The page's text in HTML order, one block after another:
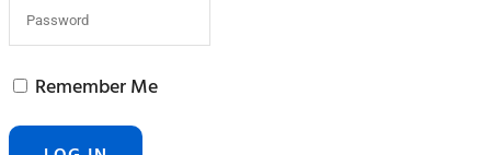
Remember Me